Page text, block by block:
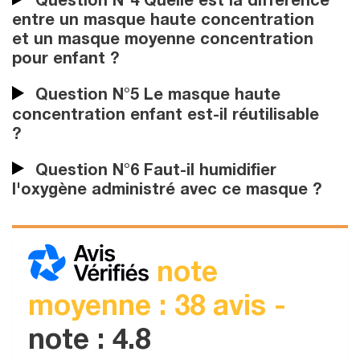
entre un masque haute concentration
et un masque moyenne concentration
pour enfant ?
Question N°5 Le masque haute
concentration enfant est-il réutilisable
?
Question N°6 Faut-il humidifier
l'oxygène administré avec ce masque ?
note
moyenne : 38 avis -
note : 4.8